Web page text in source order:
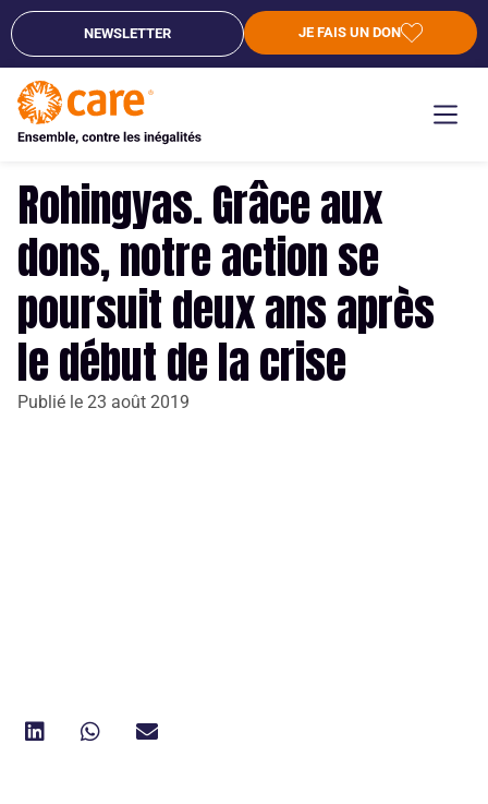
NEWSLETTER JE FAIS UN DON
Rohingyas. Grâce aux
dons, notre action se
poursuit deux ans après
le début de la crise
Publié le 23 août 2019